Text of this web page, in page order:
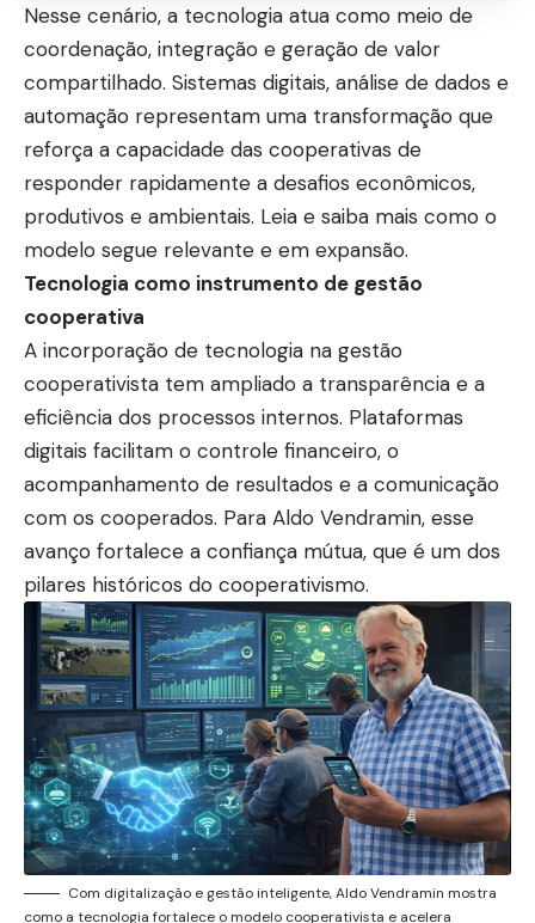
Nesse cenário, a tecnologia atua como meio de
coordenação, integração e geração de valor
compartilhado. Sistemas digitais, análise de dados e
automação representam uma transformação que
reforça a capacidade das cooperativas de
responder rapidamente a desafios econômicos,
produtivos e ambientais. Leia e saiba mais como o
modelo segue relevante e em expansão.
Tecnologia como instrumento de gestão
cooperativa
A incorporação de tecnologia na gestão
cooperativista tem ampliado a transparência e a
eficiência dos processos internos. Plataformas
digitais facilitam o controle financeiro, o
acompanhamento de resultados e a comunicação
com os cooperados. Para Aldo Vendramin, esse
avanço fortalece a confiança mútua, que é um dos
pilares históricos do cooperativismo.
Com digitalização e gestão inteligente, Aldo Vendramin mostra
como a tecnologia fortalece o modelo cooperativista e acelera